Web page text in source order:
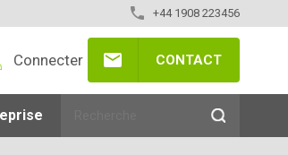
+44 1908 223456
Connecter CONTACT